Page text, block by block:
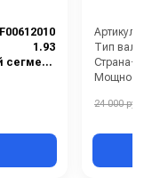
1.93
Коммунальный сегмент
Артикул:
Тип вала:
Страна-
24 000 руб.